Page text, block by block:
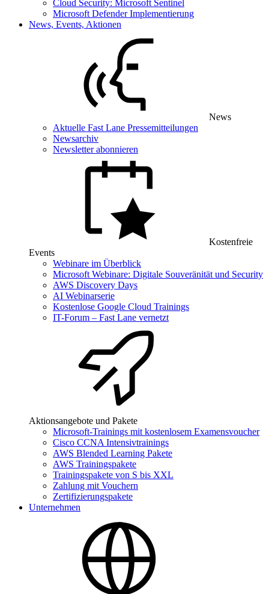
Cloud Security: Microsoft Sentinel
Microsoft Defender Implementierung
News, Events, Aktionen
News
Aktuelle Fast Lane Pressemitteilungen
Newsarchiv
Newsletter abonnieren
Kostenfreie
Events
Webinare im Überblick
Microsoft Webinare: Digitale Souveränität und Security
AWS Discovery Days
AI Webinarserie
Kostenlose Google Cloud Trainings
IT-Forum – Fast Lane vernetzt
Aktionsangebote und Pakete
Microsoft-Trainings mit kostenlosem Examensvoucher
Cisco CCNA Intensivtrainings
AWS Blended Learning Pakete
AWS Trainingspakete
Trainingspakete von S bis XXL
Zahlung mit Vouchern
Zertifizierungspakete
Unternehmen